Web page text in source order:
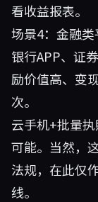
看收益报表。
场景4：金融
银行APP、证
励价值高、变
次。
云手机+批量
可能。当然，
法规，在此仅
线。